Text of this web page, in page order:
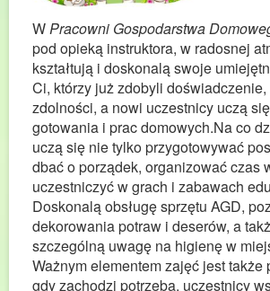
WPracowni Gospodarstwa
pod opieką instruktora, w radosnej
kształtują i doskonalą swoje
Ci, którzy już zdobyli
zdolności, a nowi uczestnicy uczą
gotowania i prac domowych.Na co
uczą się nie tylko przygotowywać
dbać o porządek, organizować czas
uczestniczyć w grach i zabawach
Doskonalą obsługę sprzętu AGD,
dekorowania potraw i deserów, a
szczególną uwagę na higienę w
Ważnym elementem zajęć jest także
gdy zachodzi potrzeba, uczestnicy